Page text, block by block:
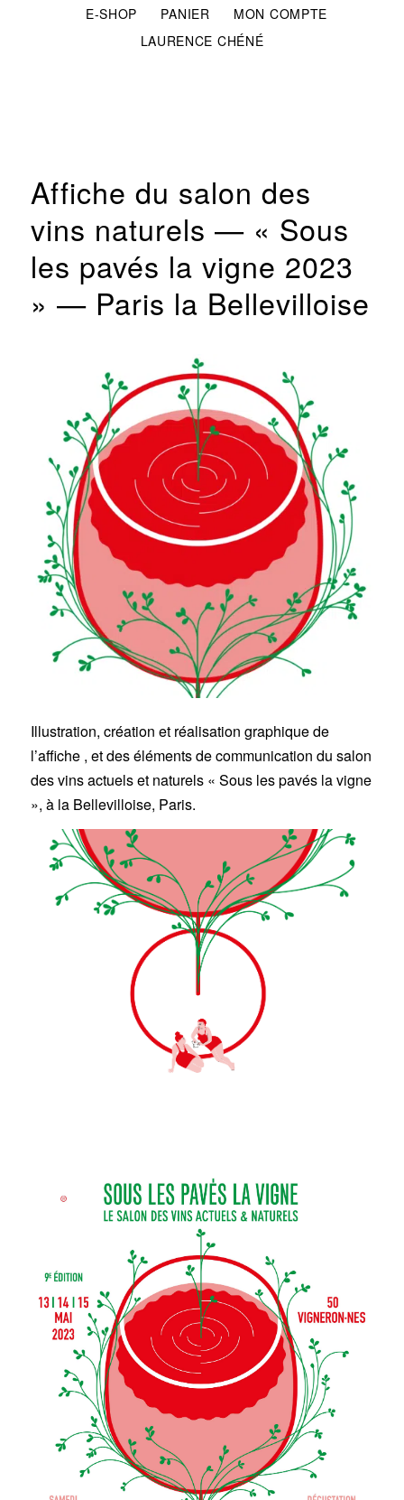
E-SHOP PANIER
MON COMPTE
LAURENCE CHÉNÉ
Affiche du salon des
vins naturels — « Sous
les pavés la vigne 2023
» — Paris la Bellevilloise
Illustration, création et réalisation graphique de
l’affiche , et des éléments de communication du salon
des vins actuels et naturels « Sous les pavés la vigne
», à la Bellevilloise, Paris.